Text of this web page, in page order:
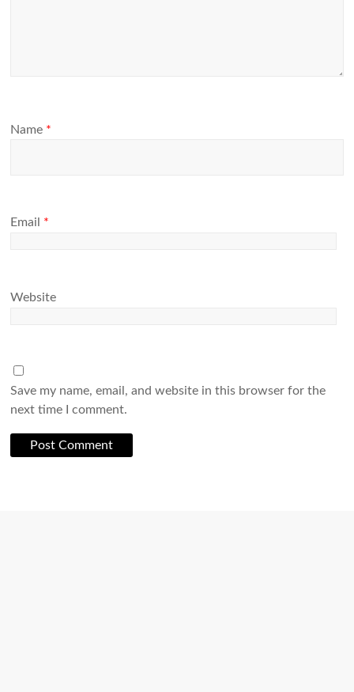
Name *
Email *
Website
Save my name, email, and website in this browser for the
next time I comment.